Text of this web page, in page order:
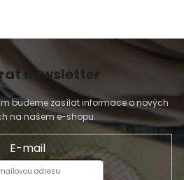
newsletter
budeme zasílat informace o nových
na našem e-shopu.
E-mail